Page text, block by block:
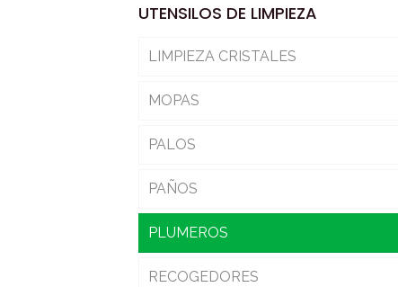
UTENSILOS DE LIMPIEZA
LIMPIEZA CRISTALES
MOPAS
PALOS
PAÑOS
PLUMEROS
RECOGEDORES